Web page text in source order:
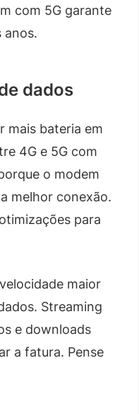
com 5G garante
anos.
dados
mais bateria em
4G e 5G com
o modem
melhor conexão.
para
maior
Streaming
e downloads
a fatura. Pense